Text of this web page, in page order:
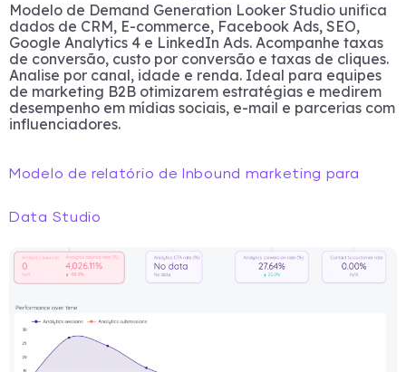
Modelo de Demand Generation Looker Studio unifica
dados de CRM, E-commerce, Facebook Ads, SEO,
Google Analytics 4 e LinkedIn Ads. Acompanhe taxas
de conversão, custo por conversão e taxas de cliques.
Analise por canal, idade e renda. Ideal para equipes
de marketing B2B otimizarem estratégias e medirem
desempenho em mídias sociais, e-mail e parcerias com
influenciadores.
Modelo de relatório de Inbound marketing para
Data Studio